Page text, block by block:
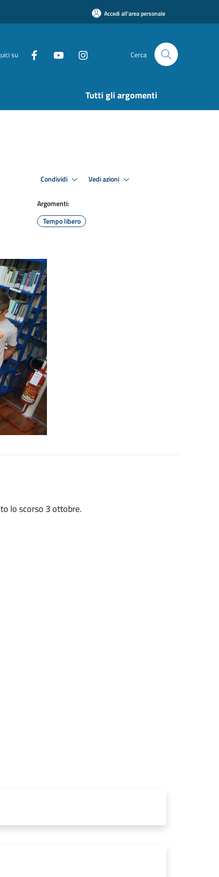
Accedi all'area personale
su Cerca
Tutti gli argomenti
Condividi Vedi azioni
Argomenti:
Tempo libero
lo scorso 3 ottobre.